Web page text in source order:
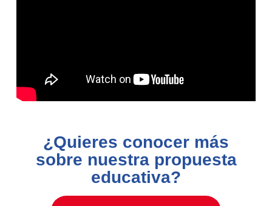
¿Quieres conocer más
sobre nuestra propuesta
educativa?